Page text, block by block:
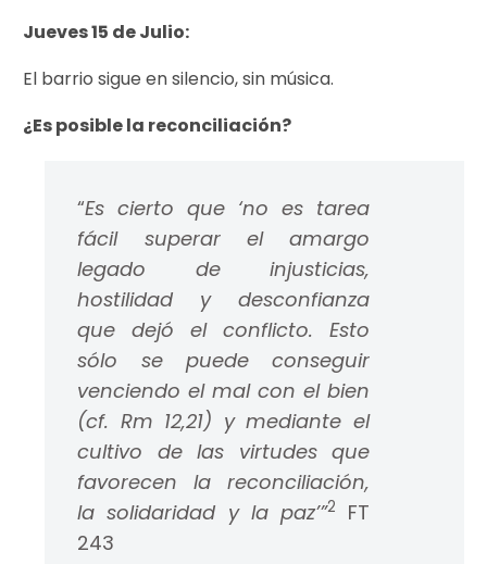
Jueves 15 de Julio:
El barrio sigue en silencio, sin música.
¿Es posible la reconciliación?
“Es cierto que ‘no es tarea
fácil superar el amargo
legado de injusticias,
hostilidad y desconfianza
que dejó el conflicto. Esto
sólo se puede conseguir
venciendo el mal con el bien
(cf. Rm 12,21) y mediante el
cultivo de las virtudes que
favorecen la reconciliación,
la solidaridad y la paz’”2
FT
243